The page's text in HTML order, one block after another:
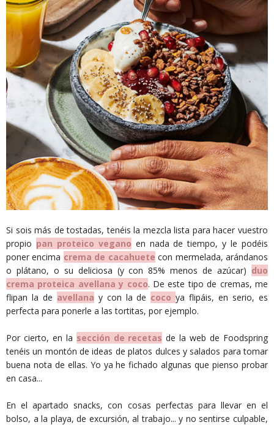
Si sois más de tostadas, tenéis la mezcla lista para hacer vuestro
propio pan proteico vegano en nada de tiempo, y le podéis
poner encima crema de cacahuete con mermelada, arándanos
o plátano, o su deliciosa (y con 85% menos de azúcar) duo
crema proteica avellana y coco. De este tipo de cremas, me
flipan la de avellana y con la de coco ya flipáis, en serio, es
perfecta para ponerle a las tortitas, por ejemplo.
Por cierto, en la sección de recetas de la web de Foodspring
tenéis un montón de ideas de platos dulces y salados para tomar
buena nota de ellas. Yo ya he fichado algunas que pienso probar
en casa...
En el apartado snacks, con cosas perfectas para llevar en el
bolso, a la playa, de excursión, al trabajo... y no sentirse culpable,